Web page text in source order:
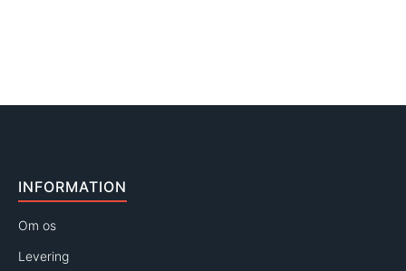
INFORMATION
Om os
Levering